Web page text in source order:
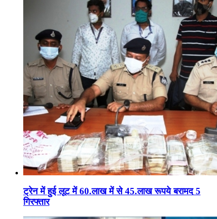
ट्रेन में हुई लूट में 60.लाख में से 45.लाख रूपये बरामद 5
गिरफ्तार